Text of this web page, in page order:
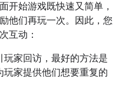
开始游戏既快速又简单，
他们再玩一次。因此，您
互动：
玩家回访，最好的方法是
家提供他们想要重复的